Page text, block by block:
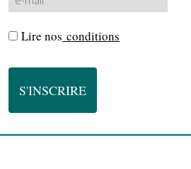
Lire nos conditions